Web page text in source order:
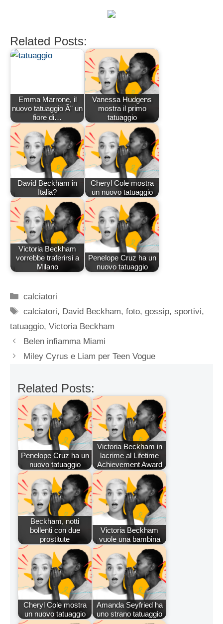
Related Posts:
Emma Marrone, il
nuovo tatuaggio Ã¨ un
fiore di…
Vanessa Hudgens
mostra il primo
tatuaggio
David Beckham in
Italia?
Cheryl Cole mostra
un nuovo tatuaggio
Victoria Beckham
vorrebbe traferirsi a
Milano
Penelope Cruz ha un
nuovo tatuaggio
Categorie
calciatori
Tag
calciatori, David Beckham,foto,gossip,sportivi,
tatuaggio, Victoria Beckham
Belen infiamma Miami
Miley Cyrus e Liam per Teen Vogue
Related Posts:
Penelope Cruz ha un
nuovo tatuaggio
Victoria Beckham in
lacrime al Lifetime
Achievement Award
Beckham, notti
bollenti con due
prostitute
Victoria Beckham
vuole una bambina
Cheryl Cole mostra
un nuovo tatuaggio
Amanda Seyfried ha
uno strano tatuaggio